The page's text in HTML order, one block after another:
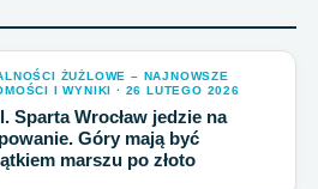
ŻUŻLOWE – NAJNOWSZE
I WYNIKI · 26 LUTEGO 2026
Sparta Wrocław jedzie na
Góry mają być
marszu po złoto